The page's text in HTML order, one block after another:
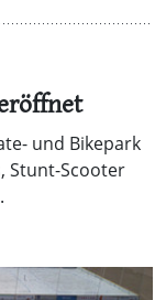
und Bikepark
Stunt-Scooter